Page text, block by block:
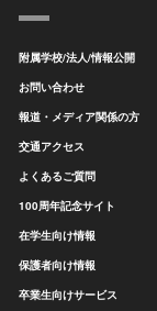
附属学校/法人/情報公開
お問い合わせ
報道・メディア関係の方
交通アクセス
よくあるご質問
100周年記念サイト
在学生向け情報
保護者向け情報
卒業生向けサービス